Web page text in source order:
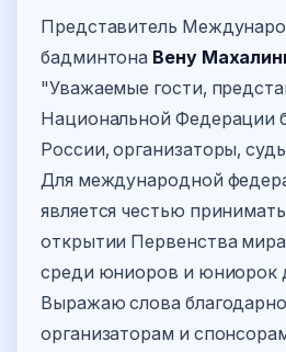
Представитель
бадминтона Вену
"Уважаемые гости,
Национальной Федерации
России, организаторы,
Для международной
является честью
открытии Первенства
среди юниоров и юниорок
Выражаю слова
организаторам и